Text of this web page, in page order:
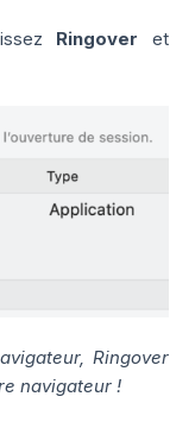
Ringover et
Ringover
navigateur !